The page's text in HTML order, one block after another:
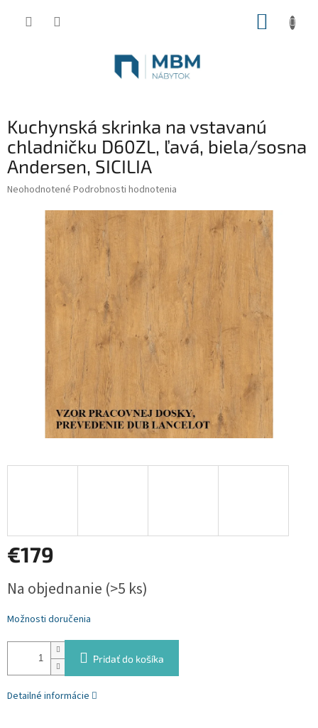
Kuchynská skrinka na vstavanú
chladničku D60ZL, ľavá, biela/sosna
Andersen, SICILIA
Priemerné
hviezdičiek.
Neohodnotené Podrobnosti hodnotenia
€179
cena:
Na objednanie (>5 ks)
Možnosti doručenia
Pridať do košíka
Detailné informácie